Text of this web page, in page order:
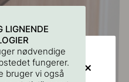
LIGNENDE
nødvendige
fungerer.
bruger vi også